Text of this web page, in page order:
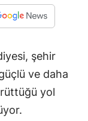
şehir
ve daha
yol